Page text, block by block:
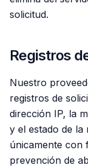
solicitud.
Registros
Nuestro
registros de
dirección IP, la
y el estado de la
únicamente con
prevención de